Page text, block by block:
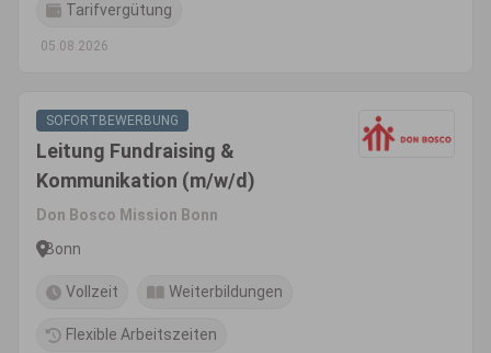
Tarifvergütung
05.08.2026
SOFORTBEWERBUNG
Leitung Fundraising &
Kommunikation (m/w/d)
Don Bosco Mission Bonn
Bonn
Vollzeit Weiterbildungen
Flexible Arbeitszeiten